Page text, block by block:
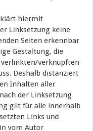
hiermit
Linksetzung keine
Seiten erkennbar
Gestaltung, die
verknüpften
Deshalb distanziert
Inhalten aller
der Linksetzung
gilt für alle innerhalb
Links und
vom Autor